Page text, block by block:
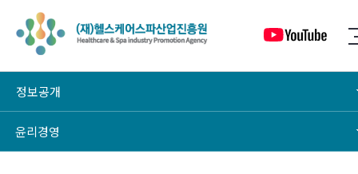
정보공개
윤리경영